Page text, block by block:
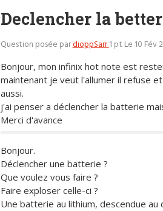
Declencher la
Question posée pardioppSarr1 pt Le 10 Fév
Bonjour, mon infinix hot note est
maintenant je veut l'allumer il refuse
aussi.
j'ai penser a déclencher la batterie
Merci d'avance
Bonjour.
Déclencher une batterie ?
Que voulez vous faire ?
Faire exploser celle-ci ?
Une batterie au lithium, descendue